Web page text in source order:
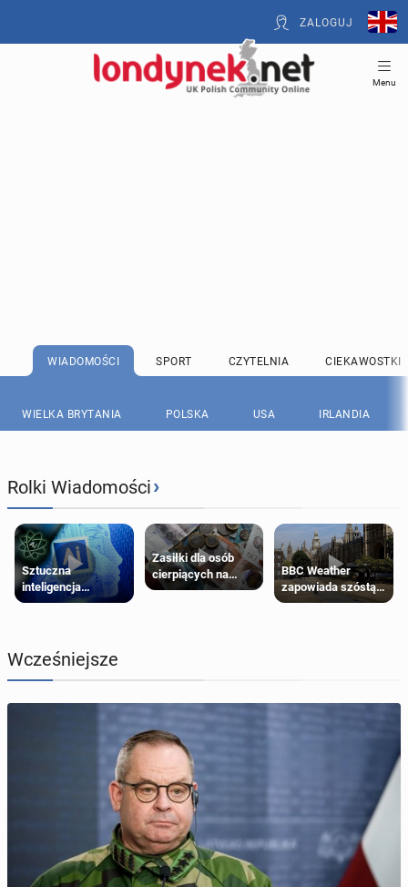
ZALOGUJ
Menu
WIADOMOŚCI SPORT CZYTELNIA CIEKAWOSTKI
WIELKA BRYTANIA POLSKA USA IRLANDIA
Rolki Wiadomości›
Sztuczna
inteligencja
próbowała oszukać
Zasiłki dla osób
cierpiących na
schorzenia
BBC Weather
zapowiada szóstą
falę upałów w
Wcześniejsze